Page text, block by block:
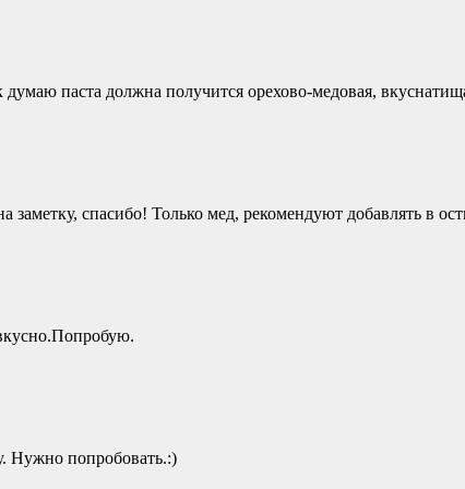
паста должна получится орехово-медовая,
спасибо! Только мед, рекомендуют добавлять в
Нужно попробовать.:)